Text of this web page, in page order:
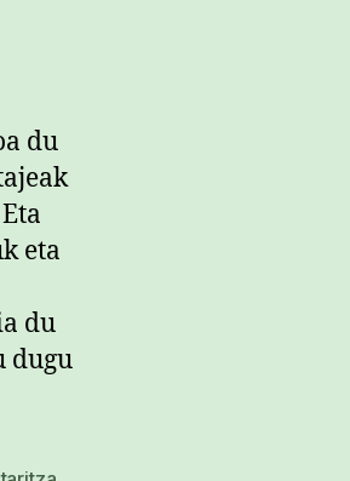
du
eta
du
dugu